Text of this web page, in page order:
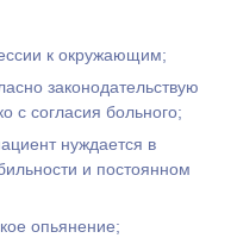
к окружающим;
законодательствую
с согласия больного;
нуждается в
и постоянном
опьянение;